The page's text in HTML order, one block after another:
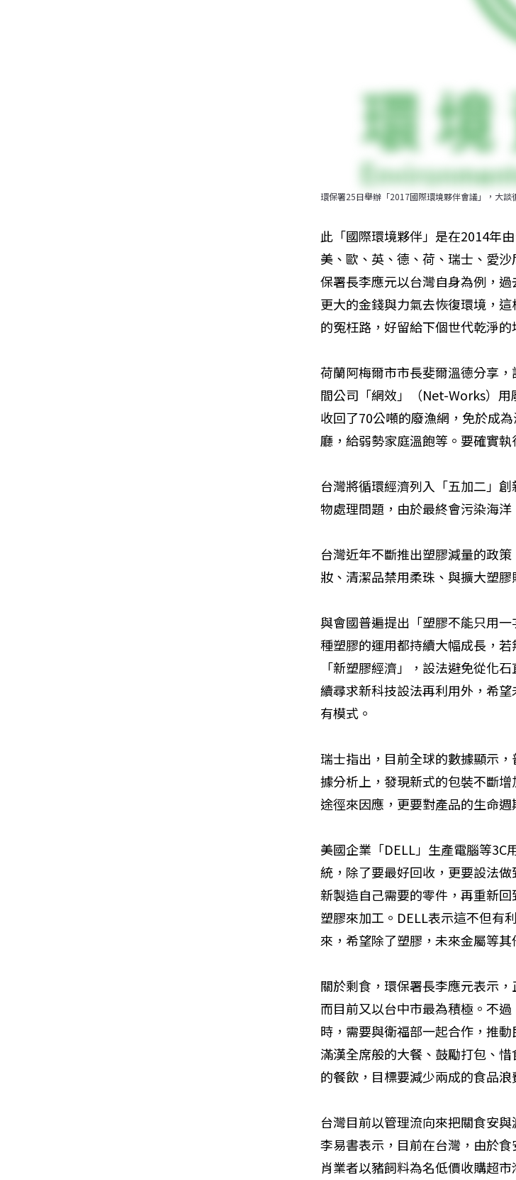
環保署25日舉辦「2017國際環境夥伴會議」，大
此「國際環境夥伴」是在2014年
美、歐、英、德、荷、瑞士、愛
保署長李應元以台灣自身為例，
更大的金錢與力氣去恢復環境，
的冤枉路，好留給下個世代乾淨的
荷蘭阿梅爾市市長斐爾溫德分享
間公司「網效」（Net-Works）用
收回了70公噸的廢漁網，免於成
廳，給弱勢家庭溫飽等。要確實
台灣將循環經濟列入「五加二」
物處理問題，由於最終會污染海
台灣近年不斷推出塑膠減量的政
妝、清潔品禁用柔珠、與擴大塑膠
與會國普遍提出「塑膠不能只用
種塑膠的運用都持續大幅成長，
「新塑膠經濟」，設法避免從化
續尋求新科技設法再利用外，希
有模式。
瑞士指出，目前全球的數據顯示
據分析上，發現新式的包裝不斷
途徑來因應，更要對產品的生命週
美國企業「DELL」生產電腦等3C
統，除了要最好回收，更要設法
新製造自己需要的零件，再重新
塑膠來加工。DELL表示這不但有
來，希望除了塑膠，未來金屬等
關於剩食，環保署長李應元表示
而目前又以台中市最為積極。不
時，需要與衛福部一起合作，推
滿漢全席般的大餐、鼓勵打包、
的餐飲，目標要減少兩成的食品浪
台灣目前以管理流向來把關食安
李易書表示，目前在台灣，由於
肖業者以豬飼料為名低價收購超